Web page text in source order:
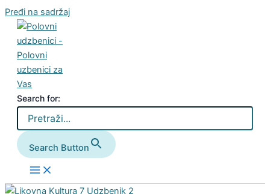
Pređi na sadržaj
Search for:
Search Button